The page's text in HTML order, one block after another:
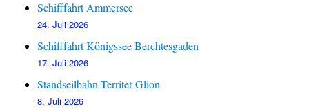
Schifffahrt Ammersee
24. Juli 2026
Schifffahrt Königssee Berchtesgaden
17. Juli 2026
Standseilbahn Territet-Glion
8. Juli 2026